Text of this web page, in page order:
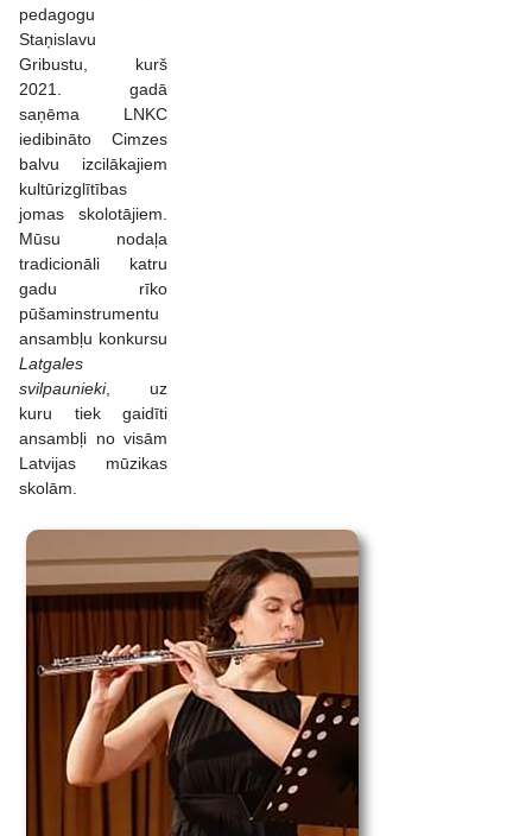
pedagogu
Staņislavu
Gribustu, kurš
2021. gadā
saņēma LNKC
iedibināto Cimzes
balvu izcilākajiem
kultūrizglītības
jomas skolotājiem.
Mūsu nodaļa
tradicionāli katru
gadu rīko
pūšaminstrumentu
ansambļu konkursu
Latgales
svilpaunieki, uz
kuru tiek gaidīti
ansambļi no visām
Latvijas mūzikas
skolām.